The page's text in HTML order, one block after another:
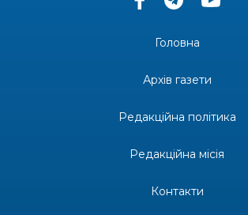
«Дві музи» у Рівному: свято
Одна з найяскравіших постатей
професійним святом
Головна
Архів газети
Редакційна політика
Редакційна місія
Контакти